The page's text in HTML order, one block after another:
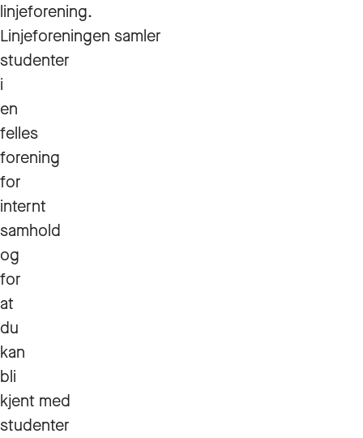
linjeforening.
Linjeforeningen samler
studenter
i
en
felles
forening
for
internt
samhold
og
for
at
du
kan
bli
kjent med
studenter